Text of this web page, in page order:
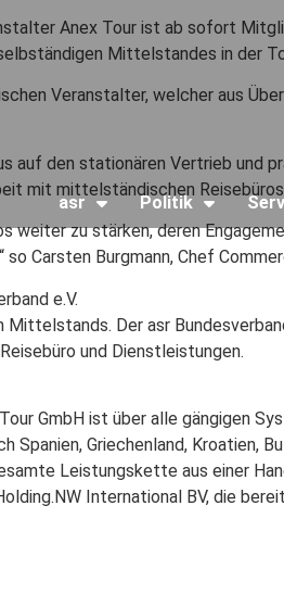
asr Politik
Anex Tour ist ab sofort
Mittelstandes in der
Veranstalter, welcher aus
den stationären Vertrieb und
mit mittelständischen Reisebüros
weiter zu stärken, deren
Carsten Burgmann, Chef
e.V.
Der asr
und Dienstleistungen.
GmbH ist über alle gängigen
Griechenland, Kroatien,
Leistungskette aus einer
International BV, die